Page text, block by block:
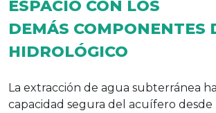
ESPACIO CON LOS
DEMÁS COMPONENTES
HIDROLÓGICO
La extracción de agua subterránea
capacidad segura del acuífero desde